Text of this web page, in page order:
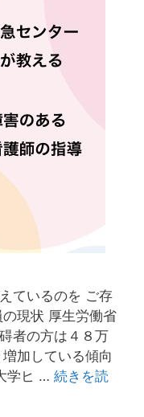
ン
プ
く
と
き
バ
ッ
ているのを ご存
現状 厚生労働省
者の方は４８万
加している傾向
学ヒ … 続きを読